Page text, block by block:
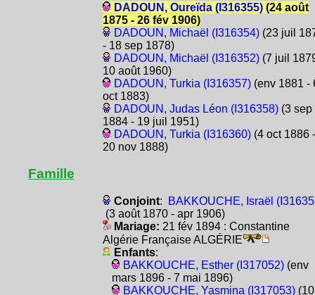
DADOUN, Oureïda (I316355)(24 août
1875 - 26 fév 1906)
DADOUN, Michaël (I316354)(23 juil
- 18 sep 1878)
DADOUN, Michaël (I316352)(7 juil
10 août 1960)
DADOUN, Turkia (I316357)(env 1881 -
oct 1883)
DADOUN, Judas Léon (I316358)(3 sep
1884 - 19 juil 1951)
DADOUN, Turkia (I316360)(4 oct 1886 -
20 nov 1888)
Famille
Conjoint:
BAKKOUCHE, Israël
(3 août 1870 - apr 1906)
Mariage: 21 fév 1894 : Constantine
Algérie Française ALGÉRIE
Enfants:
BAKKOUCHE, Esther (I317052)(env
mars 1896 - 7 mai 1896)
BAKKOUCHE, Yasmina (I317053)(10